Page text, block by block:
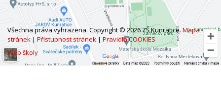
Všechna práva vyhrazena. Copyright © 2026 ZŠ Kunratice.Mapa
stránek| Přístupnost stránek| Pravidla COOKIES
Web školy